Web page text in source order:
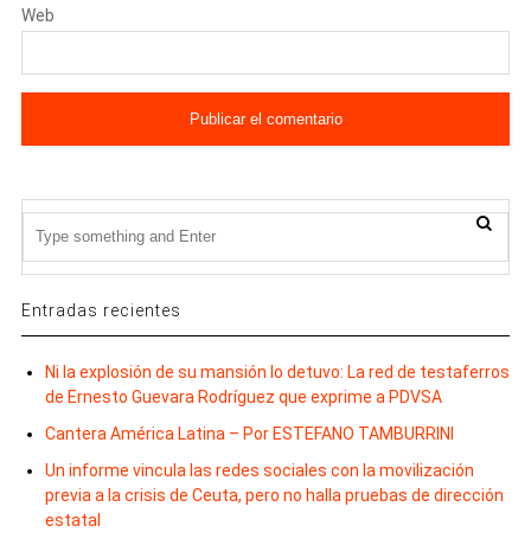
Web
Entradas recientes
Ni la explosión de su mansión lo detuvo: La red de testaferros
de Ernesto Guevara Rodríguez que exprime a PDVSA
Cantera América Latina – Por ESTEFANO TAMBURRINI
Un informe vincula las redes sociales con la movilización
previa a la crisis de Ceuta, pero no halla pruebas de dirección
estatal